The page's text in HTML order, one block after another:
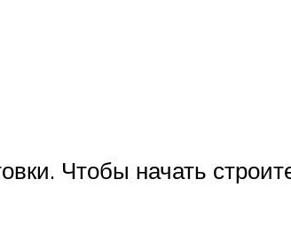
Чтобы начать